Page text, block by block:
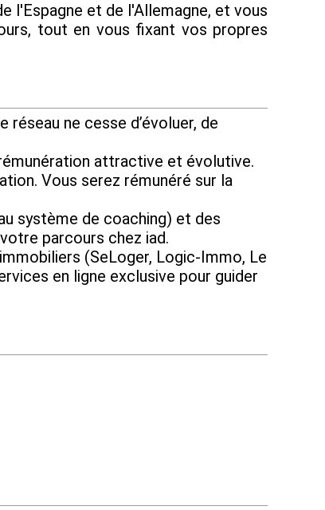
l'Espagne et de l'Allemagne, et vous
tout en vous fixant vos propres
réseau ne cesse d’évoluer, de
attractive et évolutive.
Vous serez rémunéré sur la
système de coaching) et des
parcours chez iad.
(SeLoger, Logic-Immo, Le
en ligne exclusive pour guider